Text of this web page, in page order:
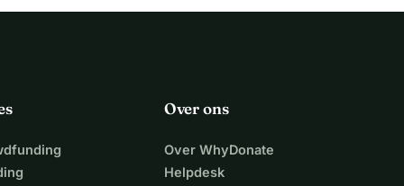
Over ons
Over WhyDonate
Helpdesk